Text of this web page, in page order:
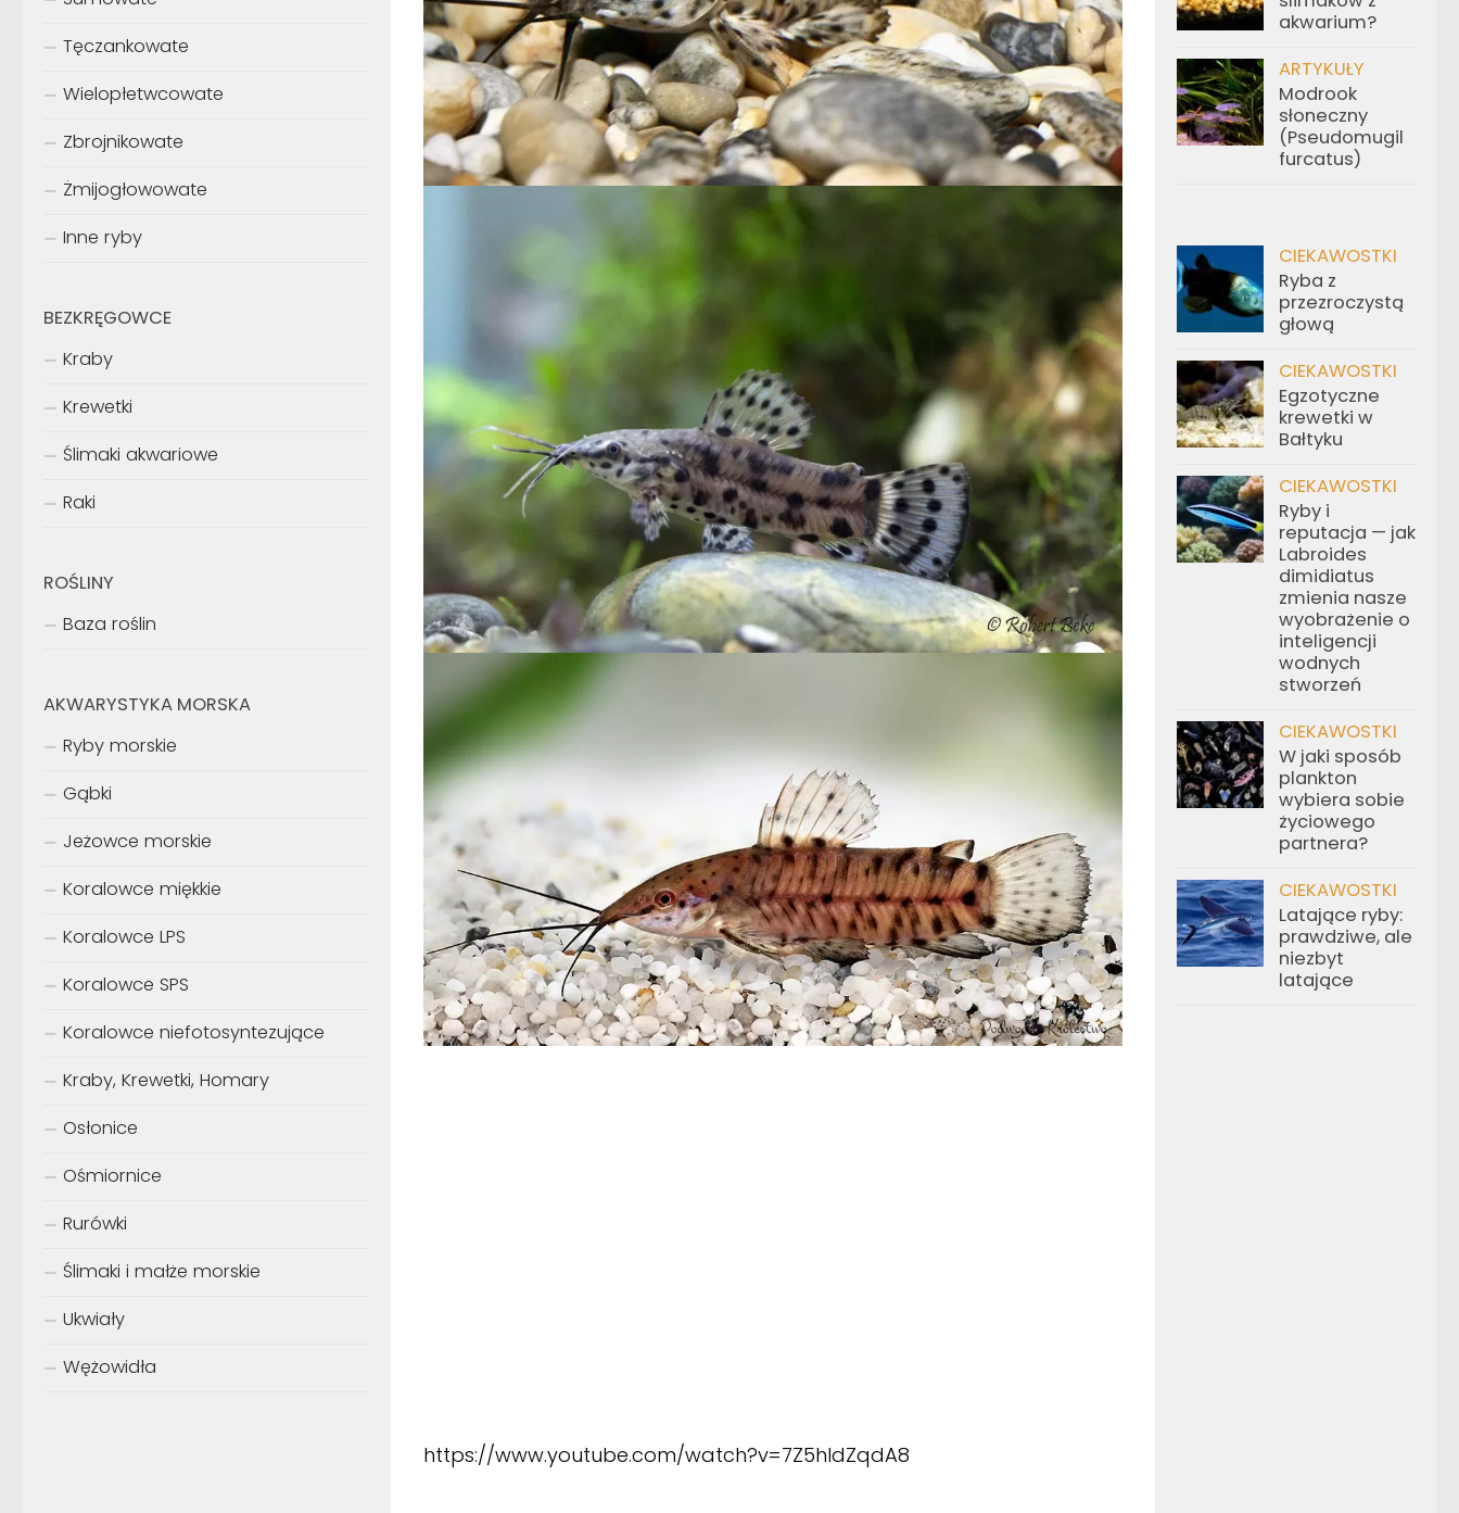
https://www.youtube.com/watch?v=7Z5hldZqdA8
Tęczankowate
Wielopłetwcowate
Zbrojnikowate
Żmijogłowowate
Inne ryby
BEZKRĘGOWCE
Kraby
Krewetki
Ślimaki akwariowe
Raki
ROŚLINY
Baza roślin
AKWARYSTYKA MORSKA
Ryby morskie
Gąbki
Jeżowce morskie
Koralowce miękkie
Koralowce LPS
Koralowce SPS
Koralowce niefotosyntezujące
Kraby, Krewetki, Homary
Osłonice
Ośmiornice
Rurówki
Ślimaki i małże morskie
Ukwiały
Wężowidła
akwarium?
ARTYKUŁY
Modrook
słoneczny
(Pseudomugil
furcatus)
CIEKAWOSTKI
Ryba z
przezroczystą
głową
CIEKAWOSTKI
Egzotyczne
krewetki w
Bałtyku
CIEKAWOSTKI
Ryby i
reputacja — jak
Labroides
dimidiatus
zmienia nasze
wyobrażenie o
inteligencji
wodnych
stworzeń
CIEKAWOSTKI
W jaki sposób
plankton
wybiera sobie
życiowego
partnera?
CIEKAWOSTKI
Latające ryby:
prawdziwe, ale
niezbyt
latające